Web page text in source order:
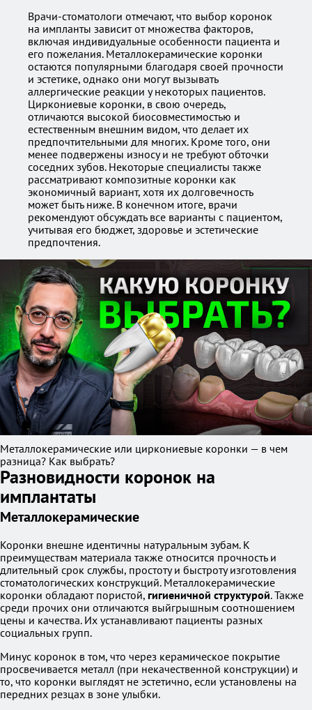
Врачи-стоматологи отмечают, что выбор коронок
на импланты зависит от множества факторов,
включая индивидуальные особенности пациента и
его пожелания. Металлокерамические коронки
остаются популярными благодаря своей прочности
и эстетике, однако они могут вызывать
аллергические реакции у некоторых пациентов.
Циркониевые коронки, в свою очередь,
отличаются высокой биосовместимостью и
естественным внешним видом, что делает их
предпочтительными для многих. Кроме того, они
менее подвержены износу и не требуют обточки
соседних зубов. Некоторые специалисты также
рассматривают композитные коронки как
экономичный вариант, хотя их долговечность
может быть ниже. В конечном итоге, врачи
рекомендуют обсуждать все варианты с пациентом,
учитывая его бюджет, здоровье и эстетические
предпочтения.
Металлокерамические или циркониевые коронки — в чем
разница? Как выбрать?
Разновидности коронок на
имплантаты
Металлокерамические
Коронки внешне идентичны натуральным зубам. К
преимуществам материала также относится прочность и
длительный срок службы, простоту и быстроту изготовления
стоматологических конструкций. Металлокерамические
коронки обладают пористой, гигиеничной структурой. Также
среди прочих они отличаются выйгрышным соотношением
цены и качества. Их устанавливают пациенты разных
социальных групп.
Минус коронок в том, что через керамическое покрытие
просвечивается металл (при некачественной конструкции) и
то, что коронки выглядят не эстетично, если установлены на
передних резцах в зоне улыбки.